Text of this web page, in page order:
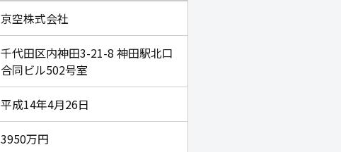
京空株式会社
千代田区内神田3-21-8 神田駅北口
合同ビル502号室
平成14年4月26日
3950万円